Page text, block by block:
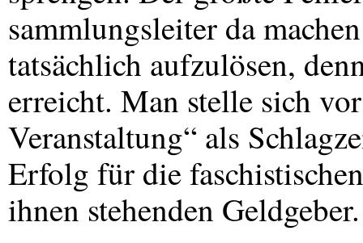
sammlungsleiter da
tatsächlich aufzulösen,
erreicht. Man stelle sich
Veranstaltung“ als
Erfolg für die
ihnen stehenden Geldgeber.